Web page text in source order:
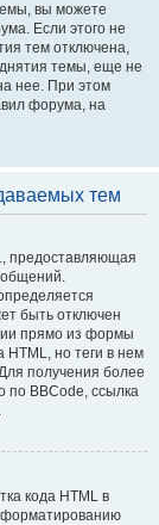
вы можете
Если этого не
тем отключена,
темы, еще не
нее. При этом
форума, на
тем
предоставляющая
быть отключен
прямо из формы
но теги в нем
получения более
по BBCode, ссылка
кода HTML в
форматированию